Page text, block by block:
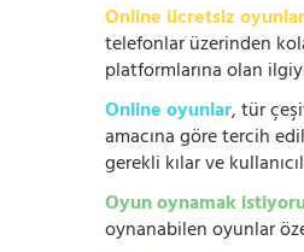
Online ücretsiz oyunlar
telefonlar üzerinden
platformlarına olan
Online oyunlar, tür
amacına göre tercih
gerekli kılar ve
Oyun oynamak
oynanabilen oyunlar